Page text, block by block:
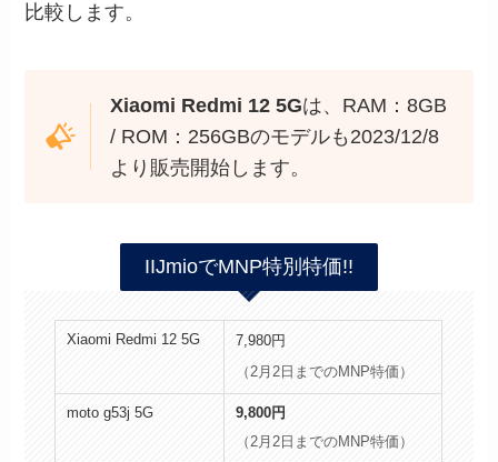
比較します。
Xiaomi Redmi 12 5Gは、RAM：8GB
/ ROM：256GBのモデルも2023/12/8
より販売開始します。
IIJmioでMNP特別特価!!
Xiaomi Redmi 12 5G
7,980円
（2月2日までのMNP特価）
moto g53j 5G
9,800円
（2月2日までのMNP特価）